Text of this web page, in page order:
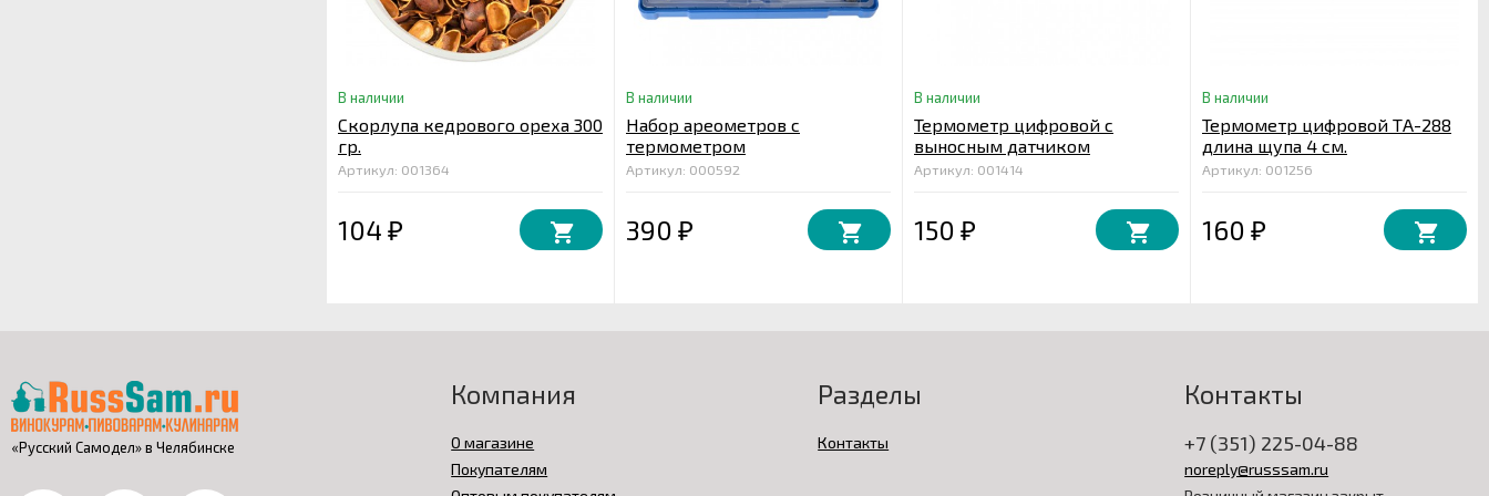
В наличии
Скорлупа кедрового ореха 300
гр.
Артикул: 001364
104 ₽
В наличии
Набор ареометров с
термометром
Артикул: 000592
390 ₽
В наличии
Термометр цифровой с
выносным датчиком
Артикул: 001414
150 ₽
В наличии
Термометр цифровой ТA-288
длина щупа 4 см.
Артикул: 001256
160 ₽
«Русский Самодел» в Челябинске
Компания
О магазине
Покупателям
Разделы
Контакты
Контакты
+7 (351) 225-04-88
noreply@russsam.ru